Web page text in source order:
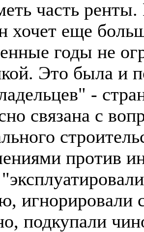
часть
хочет еще
годы не
Это была и
-
связана с
против
игнорировали
подкупали